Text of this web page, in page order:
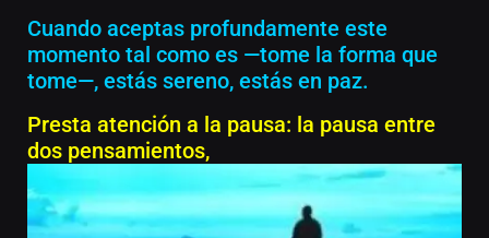
Cuando aceptas profundamente este
momento tal como es —tome la forma que
tome—, estás sereno, estás en paz.
Presta atención a la pausa: la pausa entre
dos pensamientos,